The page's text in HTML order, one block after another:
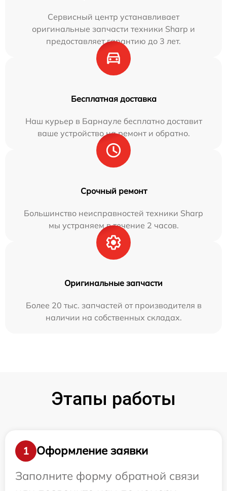
Сервисный центр устанавливает
оригинальные запчасти техники Sharp и
предоставляет гарантию до 3 лет.
Бесплатная доставка
Наш курьер в Барнауле бесплатно доставит
ваше устройство на ремонт и обратно.
Срочный ремонт
Большинство неисправностей техники Sharp
мы устраняем в течение 2 часов.
Оригинальные запчасти
Более 20 тыс. запчастей от производителя в
наличии на собственных складах.
Этапы работы
1
Оформление заявки
Заполните форму обратной связи